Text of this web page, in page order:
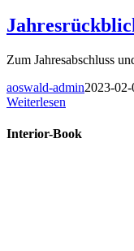
Zum Jahresabschluss
aoswald-admin2023-
Weiterlesen
Interior-Book